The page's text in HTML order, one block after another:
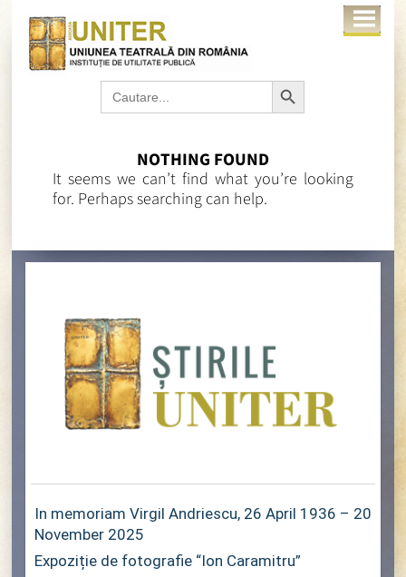
Search
for:
Search Button
NOTHING FOUND
It seems we can’t find what you’re looking
for. Perhaps searching can help.
In memoriam Virgil Andriescu, 26 April 1936 – 20
November 2025
Expoziție de fotografie “Ion Caramitru”